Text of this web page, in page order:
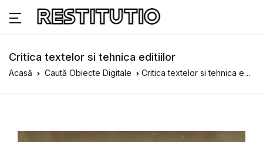
Critica textelor si tehnica editiilor
Acasă Caută Obiecte Digitale Critica textelor si tehnica editiilor